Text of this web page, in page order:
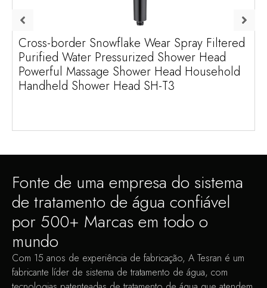
Cross-border Snowflake Wear Spray Filtered
Purified Water Pressurized Shower Head
Powerful Massage Shower Head Household
Handheld Shower Head SH-T3
Fonte de uma empresa do sistema
de tratamento de água confiável
por 500+ Marcas em todo o
mundo
Com 15 anos de experiência de fabricação, A Tesran é um
fabricante líder de sistema de tratamento de água, com